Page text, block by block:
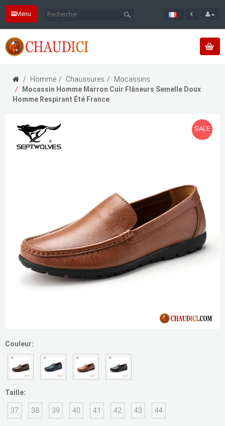
Menu €
Homme Chaussures
Mocassins
Mocassin Homme Marron Cuir Flâneurs Semelle Doux
Homme Respirant Été France
SALE
Couleur:
Taille:
37 38 39 40 41 42 43 44